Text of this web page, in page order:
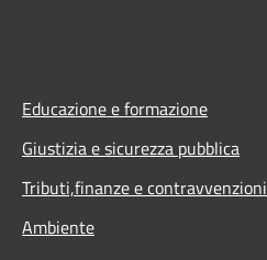
Educazione e formazione
Giustizia e sicurezza pubblica
Tributi,finanze e contravvenzioni
Ambiente